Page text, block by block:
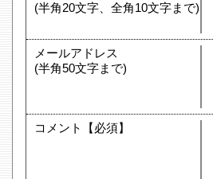
(半角20文字、全角10文字まで)
メールアドレス
(半角50文字まで)
コメント【必須】